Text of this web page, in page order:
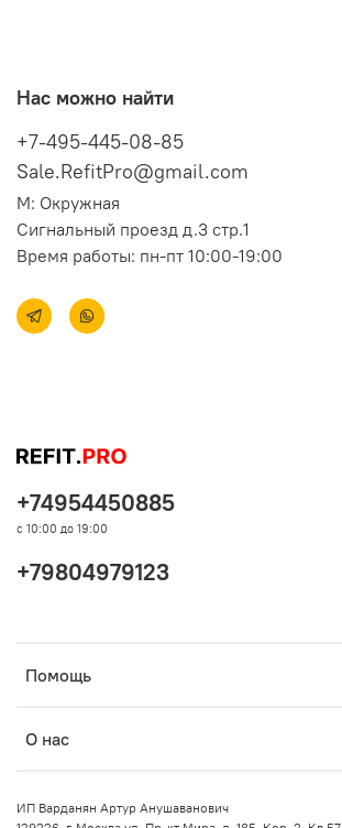
Нас можно найти
+7-495-445-08-85
Sale.RefitPro@gmail.com
М: Окружная
Сигнальный проезд д.3 стр.1
Время работы: пн-пт 10:00-19:00
Помощь
О нас
+74954450885
с 10:00 до 19:00
+79804979123
ИП Варданян Артур Анушаванович